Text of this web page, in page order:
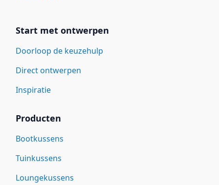
Start met ontwerpen
Doorloop de keuzehulp
Direct ontwerpen
Inspiratie
Producten
Bootkussens
Tuinkussens
Loungekussens